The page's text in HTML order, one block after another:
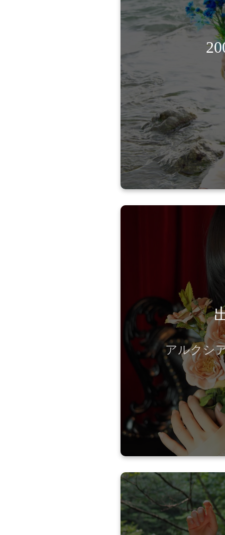
ＣＨＫ声優セン
ら、舞台役者とし
コミュニティーＦ
経て2009
「長島ジャンボ海
「がんばれ
１stシングル「
オリコン45位
カラオケ
アルクシ
2016.03：ビー
2011.09：伊勢湾